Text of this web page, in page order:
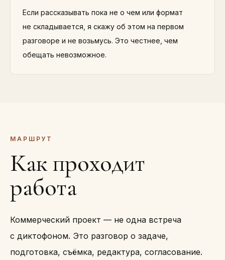
Если рассказывать пока не о чем или формат
не складывается, я скажу об этом на первом
разговоре и не возьмусь. Это честнее, чем
обещать невозможное.
МАРШРУТ
Как проходит
работа
Коммерческий проект — не одна встреча
с диктофоном. Это разговор о задаче,
подготовка, съёмка, редактура, согласование.